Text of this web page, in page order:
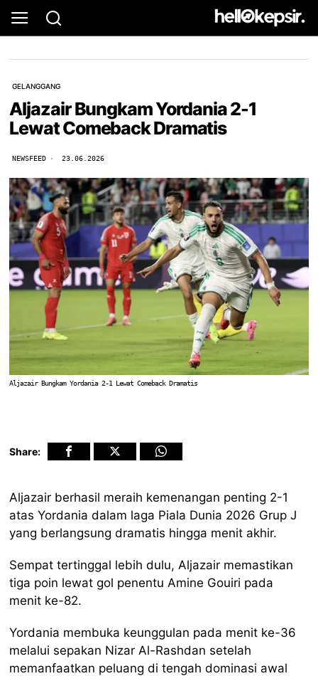
GELANGGANG
Aljazair Bungkam Yordania 2-1
Lewat Comeback Dramatis
NEWSFEED 23.06.2026
Aljazair Bungkam Yordania 2-1 Lewat Comeback Dramatis
Share:
Aljazair berhasil meraih kemenangan penting 2-1
atas Yordania dalam laga Piala Dunia 2026 Grup J
yang berlangsung dramatis hingga menit akhir.
Sempat tertinggal lebih dulu, Aljazair memastikan
tiga poin lewat gol penentu Amine Gouiri pada
menit ke-82.
Yordania membuka keunggulan pada menit ke-36
melalui sepakan Nizar Al-Rashdan setelah
memanfaatkan peluang di tengah dominasi awal